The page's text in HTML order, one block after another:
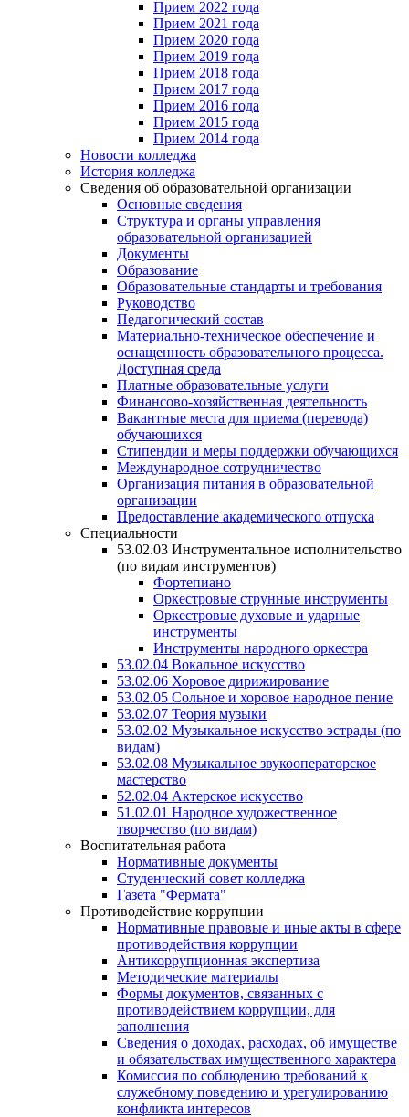
Прием 2022 года
Прием 2021 года
Прием 2020 года
Прием 2019 года
Прием 2018 года
Прием 2017 года
Прием 2016 года
Прием 2015 года
Прием 2014 года
Новости колледжа
История колледжа
Сведения об образовательной организации
Основные сведения
Структура и органы управления
образовательной организацией
Документы
Образование
Образовательные стандарты и требования
Руководство
Педагогический состав
Материально-техническое обеспечение и
оснащенность образовательного процесса.
Доступная среда
Платные образовательные услуги
Финансово-хозяйственная деятельность
Вакантные места для приема (перевода)
обучающихся
Стипендии и меры поддержки обучающихся
Международное сотрудничество
Организация питания в образовательной
организации
Предоставление академического отпуска
Специальности
53.02.03 Инструментальное исполнительство
(по видам инструментов)
Фортепиано
Оркестровые струнные инструменты
Оркестровые духовые и ударные
инструменты
Инструменты народного оркестра
53.02.04 Вокальное искусство
53.02.06 Хоровое дирижирование
53.02.05 Сольное и хоровое народное пение
53.02.07 Теория музыки
53.02.02 Музыкальное искусство эстрады (по
видам)
53.02.08 Музыкальное звукооператорское
мастерство
52.02.04 Актерское искусство
51.02.01 Народное художественное
творчество (по видам)
Воспитательная работа
Нормативные документы
Студенческий совет колледжа
Газета "Фермата"
Противодействие коррупции
Нормативные правовые и иные акты в сфере
противодействия коррупции
Антикоррупционная экспертиза
Методические материалы
Формы документов, связанных с
противодействием коррупции, для
заполнения
Сведения о доходах, расходах, об имуществе
и обязательствах имущественного характера
Комиссия по соблюдению требований к
служебному поведению и урегулированию
конфликта интересов